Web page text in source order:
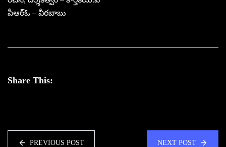
పీఆర్ఓ – వీరబాబు
Share This:
PREVIOUS POST NEXT POST